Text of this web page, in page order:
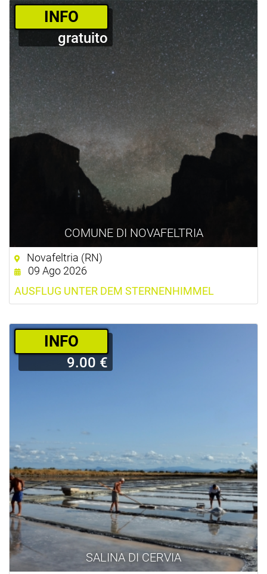
COMUNE DI NOVAFELTRIA
­INFO
gratuito
Novafeltria (RN)
09 Ago 2026
AUSFLUG UNTER DEM STERNENHIMMEL
SALINA DI CERVIA
­INFO
9.00 €